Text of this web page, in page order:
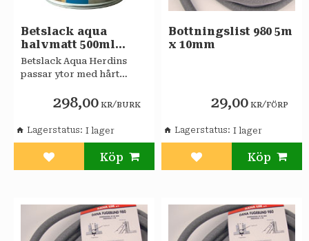
Betslack aqua
halvmatt 500ml
HERDINS
​Betslack Aqua Herdins
passar ytor med hårt
298,00 KR/BURK
Lägg till i favoriter
Lagerstatus
Bottningslist 980 5m
x 10mm
29,00 KR/FÖRP
Lägg till i favoriter
Lagerstatus